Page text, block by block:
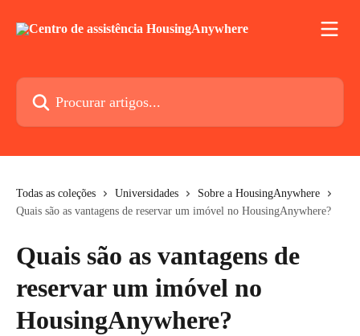
Procurar artigos...
Todas as coleções Universidades
Sobre a HousingAnywhere
Quais são as vantagens de reservar um imóvel no HousingAnywhere?
Quais são as vantagens de
reservar um imóvel no
HousingAnywhere?